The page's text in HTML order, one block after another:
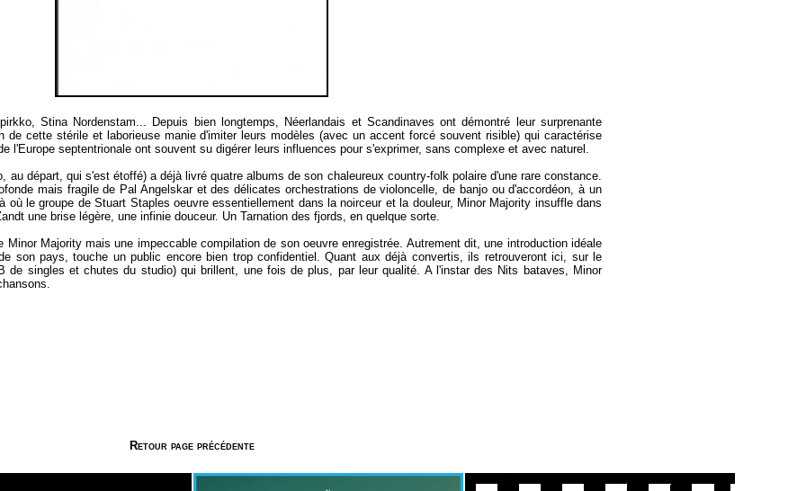
Stina Norden­stam... Depuis bien longtemps, Néerlandais et Scandinaves ont démontré leur surprenante
de cette stérile et laborieuse manie d'imiter leurs modèles (avec un accent forcé souvent risible) qui caractérise
l'Europe septentrionale ont souvent su digérer leurs influences pour s'exprimer, sans ­complexe et avec naturel.
au départ, qui s'est étoffé) a déjà livré quatre albums de son chaleureux country-folk polaire d'une rare constance.
mais fragile de Pal Angelskar et des délicates orchestrations de violoncelle, de banjo ou d'accordéon, à un
où le groupe de Stuart Staples oeuvre essentiellement dans la noirceur et la douleur, Minor Majority insuffle dans
une brise légère, une infinie douceur. Un Tarnation des fjords, en quelque sorte.
Majority mais une impeccable compilation de son oeuvre enregistrée. Autrement dit, une introduction idéale
son pays, touche un public encore bien trop confidentiel. Quant aux déjà convertis, ils retrouveront ici, sur le
de singles et chutes du studio) qui brillent, une fois de plus, par leur qualité. A l'instar des Nits bataves, Minor
Retour page précédente